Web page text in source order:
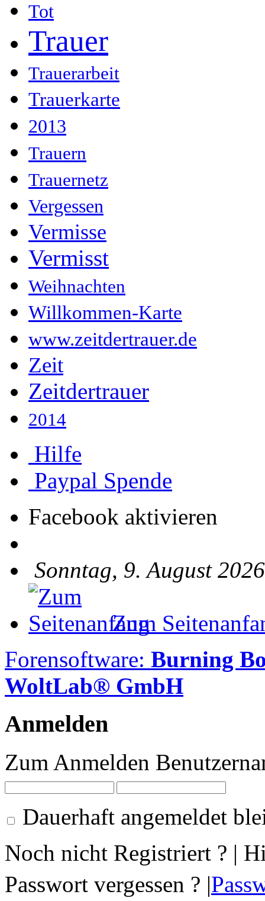
Tot
Trauer
Trauerarbeit
Trauerkarte
2013
Trauern
Trauernetz
Vergessen
Vermisse
Vermisst
Weihnachten
Willkommen-Karte
www.zeitdertrauer.de
Zeit
Zeitdertrauer
2014
Hilfe
Paypal Spende
Facebook aktivieren
Sonntag, 9. August
Zum
Forensoftware: Burning
WoltLab® GmbH
Anmelden
Zum Anmelden
Dauerhaft angemeldet
Noch nicht Registriert ? |
Passwort vergessen ? |